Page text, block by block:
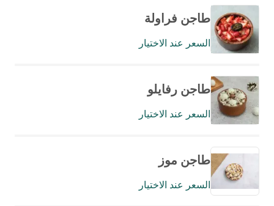
طاجن فراولة
السعر عند الاختيار
طاجن رفايلو
السعر عند الاختيار
طاجن موز
السعر عند الاختيار